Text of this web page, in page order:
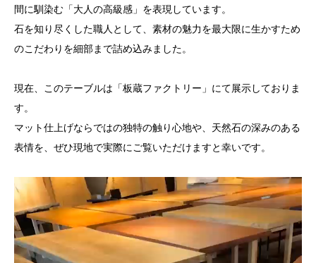
間に馴染む「大人の高級感」を表現しています。
石を知り尽くした職人として、素材の魅力を最大限に生かすため
のこだわりを細部まで詰め込みました。
現在、このテーブルは「板蔵ファクトリー」にて展示しておりま
す。
マット仕上げならではの独特の触り心地や、天然石の深みのある
表情を、ぜひ現地で実際にご覧いただけますと幸いです。
画
プ
レ
ー
ヤ
ー